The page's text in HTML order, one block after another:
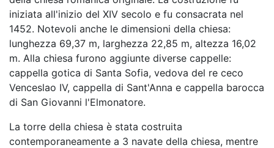
iniziata all'inizio del XIV secolo e fu consacrata nel
1452. Notevoli anche le dimensioni della chiesa:
lunghezza 69,37 m, larghezza 22,85 m, altezza 16,02
m. Alla chiesa furono aggiunte diverse cappelle:
cappella gotica di Santa Sofia, vedova del re ceco
Venceslao IV, cappella di Sant'Anna e cappella barocca
di San Giovanni l'Elmonatore.
La torre della chiesa è stata costruita
contemporaneamente a 3 navate della chiesa, mentre